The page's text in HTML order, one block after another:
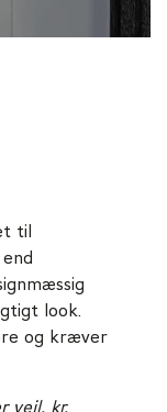
til
look.
og kræver
vejl. kr.